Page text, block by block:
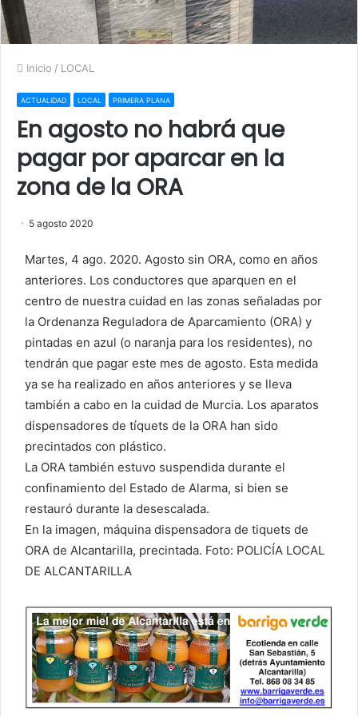
Inicio / LOCAL
ACTUALIDAD LOCAL PRIMERA PLANA
En agosto no habrá que
pagar por aparcar en la
zona de la ORA
5 agosto 2020
Martes, 4 ago. 2020. Agosto sin ORA, como en años
anteriores. Los conductores que aparquen en el
centro de nuestra cuidad en las zonas señaladas por
la Ordenanza Reguladora de Aparcamiento (ORA) y
pintadas en azul (o naranja para los residentes), no
tendrán que pagar este mes de agosto. Esta medida
ya se ha realizado en años anteriores y se lleva
también a cabo en la cuidad de Murcia. Los aparatos
dispensadores de tíquets de la ORA han sido
precintados con plástico.
La ORA también estuvo suspendida durante el
confinamiento del Estado de Alarma, si bien se
restauró durante la desescalada.
En la imagen, máquina dispensadora de tiquets de
ORA de Alcantarilla, precintada. Foto: POLICÍA LOCAL
DE ALCANTARILLA